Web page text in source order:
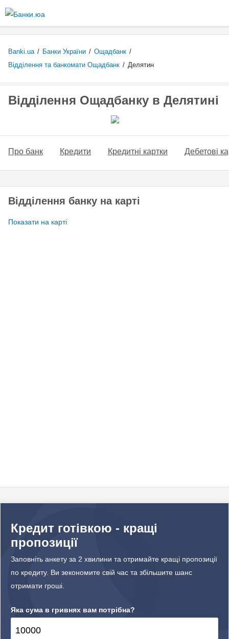
основного
Banki.ua / Банки України / Ощадбанк /
Відділення та банкомати Ощадбанк / Делятин
Відділення Ощадбанку в Делятині
Про банк Кредити Кредитні картки Дебетові
Відділення банку на карті
Показати на карті
Кредит готівкою - кращі
пропозиції
Заповніть анкету за 2 хвилини та отримайте кращі пропозиції
по кредиту. Ви зекономите свій час та збільшите шанс
отримати гроші.
Яка сума в гривнях вам потрібна?